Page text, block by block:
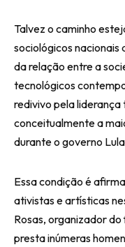
Talvez o caminho
sociológicos nacionais
da relação entre a
tecnológicos
redivivo pela
conceitualmente a
durante o governo
Essa condição é
ativistas e artísticas
Rosas, organizador
presta inúmeras